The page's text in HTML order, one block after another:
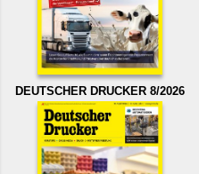
DEUTSCHER DRUCKER 8/2026